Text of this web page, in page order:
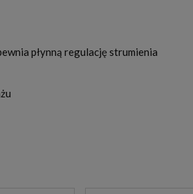
płynną regulację strumienia